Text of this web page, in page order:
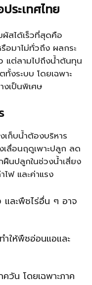
ระเทศไทย
สได้เร็วที่สุดคือ
อมาไม่ทั่วถึง ผลกระ
แต่ลามไปถึงน้ำต้นทุน
งระบบ โดยเฉพาะ
งเป็นพิเศษ
เก็บน้ำต้องบริหาร
เลื่อนฤดูเพาะปลูก ลด
นปลูกในช่วงน้ำเสี่ยง
ฟ และค่าแรง
ละพืชไร่อื่น ๆ อาจ
ให้พืชอ่อนแอและ
วัน โดยเฉพาะภาค